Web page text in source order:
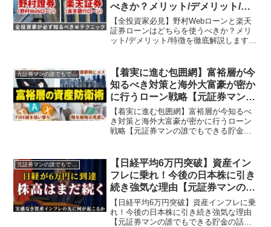
べきか？メリット/デメリット/特
徴を徹底解説します【元証券マン
の誰でもできる貯金の話】
【全投資家必見】野村Webローンと楽天
証券ローンはどちらを使うべきか？メリ
ット/デメリット/特徴を徹底解説します
ナンシャル・プランナー「ようへい」と
申します。このチャン...
元証券マンの誰でもできる貯金の話
【着実に進む包囲網】富裕層が今
知るべき対策と海外大富豪が密か
に行うローン戦略【元証券マンの
誰でもできる貯金の話】
【着実に進む包囲網】富裕層が今知るべ
き対策と海外大富豪が密かに行うローン
戦略【元証券マンの誰でもできる貯金の
足元では政府および国税庁による「富裕
層包囲網」が密かに&確実...
元証券マンの誰でもできる貯金の話
【日経平均6万円突破】資産イン
フレに乗れ！今後の日本株に引き
続き強気な理由【元証券マンの誰
でもできる貯金の話】
【日経平均6万円突破】資産インフレに乗
れ！今後の日本株に引き続き強気な理由
【元証券マンの誰でもできる貯金の話】